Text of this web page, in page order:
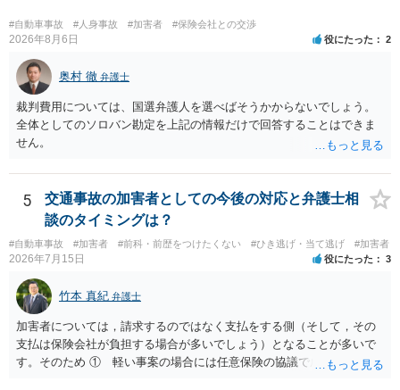
#自動車事故 #人身事故 #加害者 #保険会社との交渉
2026年8月6日 役にたった 2
奥村 徹 弁護士
裁判費用については、国選弁護人を選べばそうかからないでしょう。
全体としてのソロバン勘定を上記の情報だけで回答することはできま
せん。
5
交通事故の加害者としての今後の対応と弁護士相
談のタイミングは？
#自動車事故 #加害者 #前科・前歴をつけたくない #ひき逃げ・当て逃げ #加害者
2026年7月15日 役にたった 3
竹本 真紀 弁護士
加害者については，請求するのではなく支払をする側（そして，その
支払は保険会社が負担する場合が多いでしょう）となることが多いで
す。そのため ① 軽い事案の場合には任意保険の協議で成立すること